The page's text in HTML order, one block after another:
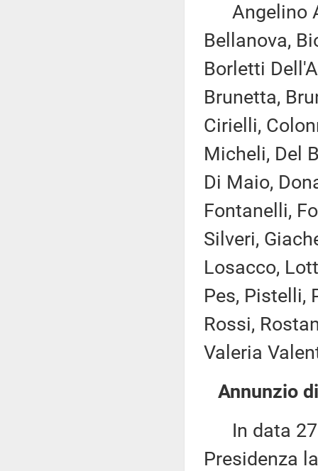
Angelino
Bellanova,
Borletti
Brunetta,
Cirielli,
Micheli, Del
Di Maio,
Fontanelli,
Silveri,
Losacco,
Pes, Pistelli,
Rossi,
Valeria
Annunzio
In data 27
Presidenza